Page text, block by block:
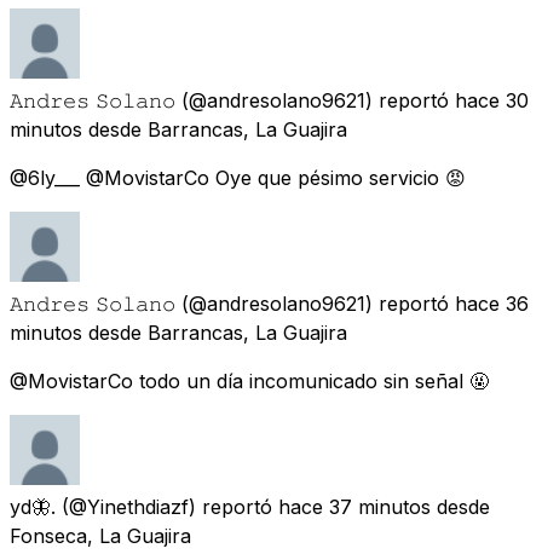
𝙰𝚗𝚍𝚛𝚎𝚜 𝚂𝚘𝚕𝚊𝚗𝚘 (@andresolano9621) reportó hace 30
minutos desde Barrancas, La Guajira
@6ly___ @MovistarCo Oye que pésimo servicio 😡
𝙰𝚗𝚍𝚛𝚎𝚜 𝚂𝚘𝚕𝚊𝚗𝚘 (@andresolano9621) reportó hace 36
minutos desde Barrancas, La Guajira
@MovistarCo todo un día incomunicado sin señal 🤬
yd🦋. (@Yinethdiazf) reportó hace 37 minutos desde
Fonseca, La Guajira